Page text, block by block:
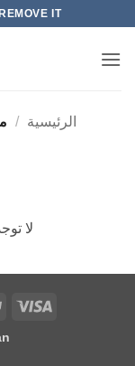
IT...
الرئيسية /
لا